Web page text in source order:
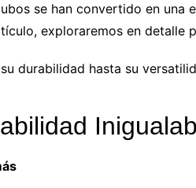
se han convertido en una
exploraremos en detalle
durabilidad hasta su